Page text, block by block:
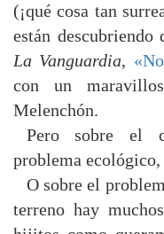
(¡qué cosa tan
están
La Vanguardia,
con un
Melenchón.
Pero sobre el
problema
O sobre el
terreno hay